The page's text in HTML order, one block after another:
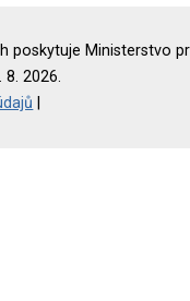
poskytuje Ministerstvo
2026.